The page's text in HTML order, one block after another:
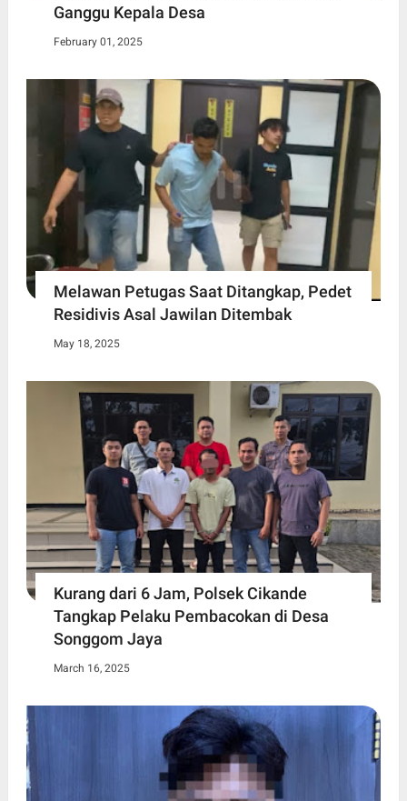
Ganggu Kepala Desa
February 01, 2025
Melawan Petugas Saat Ditangkap, Pedet
Residivis Asal Jawilan Ditembak
May 18, 2025
Kurang dari 6 Jam, Polsek Cikande
Tangkap Pelaku Pembacokan di Desa
Songgom Jaya
March 16, 2025